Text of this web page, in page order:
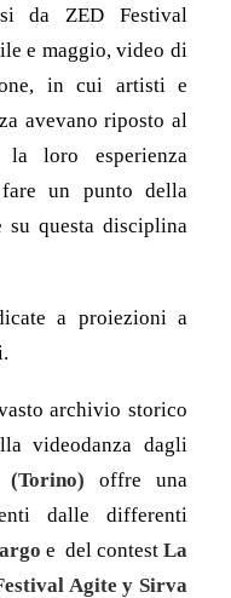
da ZED Festival
e maggio, video di
in cui artisti e
avevano riposto al
loro esperienza
un punto della
su questa disciplina
a proiezioni a
archivio storico
videodanza dagli
(Torino) offre una
dalle differenti
e del contest La
Agite y Sirva